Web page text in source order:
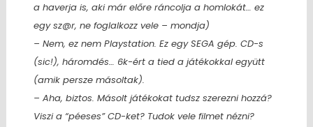
a haverja is, aki már előre ráncolja a homlokát… ez
egy sz@r, ne foglalkozz vele – mondja)
– Nem, ez nem Playstation. Ez egy SEGA gép. CD-s
(sic!), háromdés… 6k-ért a tied a játékokkal együtt
(amik persze másoltak).
– Aha, biztos. Másolt játékokat tudsz szerezni hozzá?
Viszi a “péeses” CD-ket? Tudok vele filmet nézni?